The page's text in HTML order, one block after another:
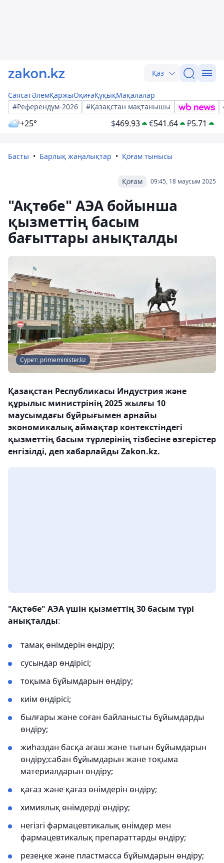
Қаз
СаясатӘлемҚаржыОқиғаҚұқықМақалалар
#Референдум-2026
#Қазақстан мақтанышы
+25° $469.93 €541.64 ₽5.71
Басты Барлық жаңалықтар Қоғам тынысы
09:45, 18 маусым 2025
Қоғам
"Ақтөбе" АЭА бойынша
қызметтің басым
бағыттары анықталды
Сурет: primeminister.kz
Қазақстан Республикасы Индустрия және
құрылыс министрінің 2025 жылғы 10
маусымдағы бұйрығымен арнайы
экономикалық аймақтар контекстіндегі
қызметтің басым түрлерінің тізбесіне өзгерістер
енгізілді, деп хабарлайды Zakon.kz.
"Ақтөбе" АЭА үшін қызметтің 30 басым түрі
анықталды:
тамақ өнімдерін өндіру;
сусындар өндірісі;
тоқыма бұйымдарын өндіру;
киім өндірісі;
былғары және соған байланысты бұйымдарды
өндіру;
жиһаздан басқа ағаш және тығын бұйымдарын
өндіру;сабан бұйымдарын және тоқыма
материалдарын өндіру;
қағаз және қағаз өнімдерін өндіру;
химиялық өнімдерді өндіру;
негізгі фармацевтикалық өнімдер мен
фармацевтикалық препараттарды өндіру;
резеңке және пластмасса бұйымдарын өндіру;